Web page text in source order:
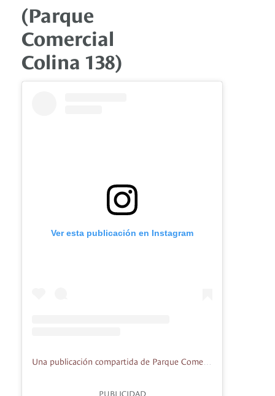
(Parque
Comercial
Colina 138)
Ver esta publicación en Instagram
PUBLICIDAD